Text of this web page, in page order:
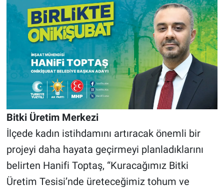
Bitki Üretim Merkezi
İlçede kadın istihdamını artıracak önemli bir
projeyi daha hayata geçirmeyi planladıklarını
belirten Hanifi Toptaş, “Kuracağımız Bitki
Üretim Tesisi’nde üreteceğimiz tohum ve